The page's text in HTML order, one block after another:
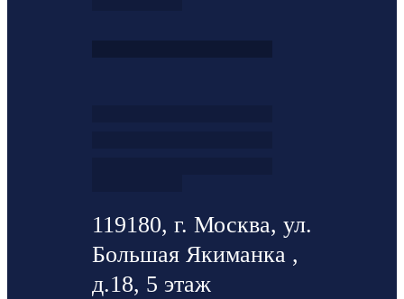
119180, г. Москва, ул.
Большая Якиманка ,
д.18, 5 этаж